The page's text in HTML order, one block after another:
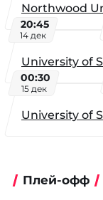
20:45
14 дек
00:30
15 дек
Плей-офф